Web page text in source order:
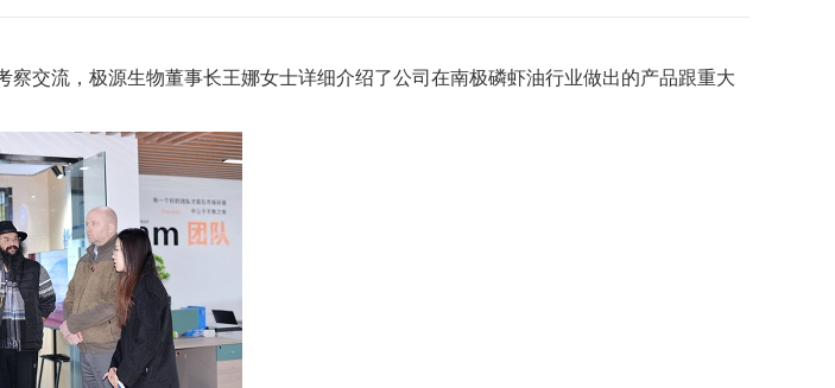
交流，极源生物董事长王娜女士详细介绍了公司在南极磷虾油行业做出的产品跟重大